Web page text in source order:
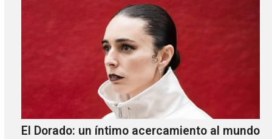
El Dorado: un íntimo acercamiento al mundo